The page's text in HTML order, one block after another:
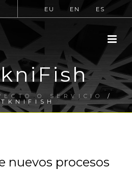
EU EN ES
O SERVICIO /
nuevos procesos